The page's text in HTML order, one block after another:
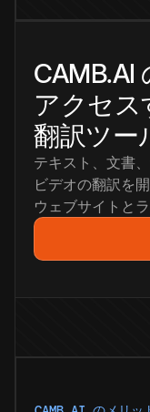
CAMB.AI
アクセス
翻訳ツー
テキスト、文書
ビデオの翻訳を開
ウェブサイトと